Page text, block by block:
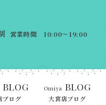
営業時間 10:00～19:00
BLOG
ブログ
Omiya BLOG
大宮店ブログ